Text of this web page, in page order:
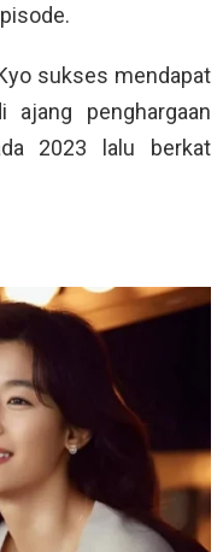
sukses mendapat
ajang penghargaan
2023 lalu berkat